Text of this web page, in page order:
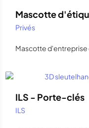
Mascotte
Privés
Mascotte d'entreprise
ILS - Porte-clés
ILS